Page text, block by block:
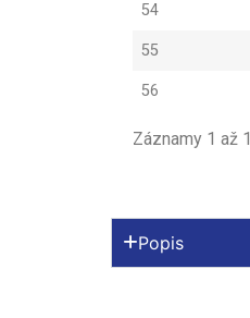
54
55
56
Záznamy 1 až
Popis